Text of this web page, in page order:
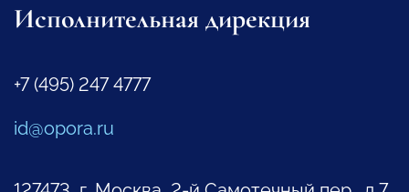
Исполнительная дирекция
+7 (495) 247 4777
id@opora.ru